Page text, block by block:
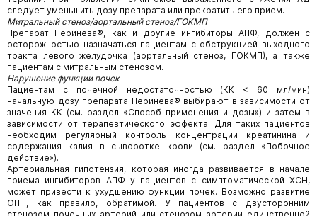
следует уменьшить дозу препарата или прекратить его прием.
Митральный стеноз/аортальный стеноз/ГОКМП
Препарат Перинева®, как и другие ингибиторы АПФ, должен с
осторожностью назначаться пациентам с обструкцией выходного
тракта левого желудочка (аортальный стеноз, ГОКМП), а также
пациентам с митральным стенозом.
Нарушение функции почек
Пациентам с почечной недостаточностью (КК < 60 мл/мин)
начальную дозу препарата Перинева® выбирают в зависимости от
значения КК (см. раздел «Способ применения и дозы») и затем в
зависимости от терапевтического эффекта. Для таких пациентов
необходим регулярный контроль концентрации креатинина и
содержания калия в сыворотке крови (см. раздел «Побочное
действие»).
Артериальная гипотензия, которая иногда развивается в начале
приема ингибиторов АПФ у пациентов с симптоматической ХСН,
может привести к ухудшению функции почек. Возможно развитие
ОПН, как правило, обратимой. У пациентов с двусторонним